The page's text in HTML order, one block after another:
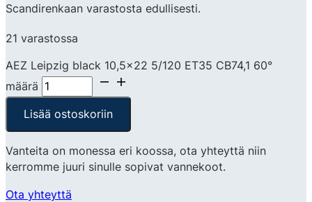
Scandirenkaan varastosta edullisesti.
21 varastossa
AEZ Leipzig black 10,5x22 5/120 ET35 CB74,1 60°
määrä
Lisää ostoskoriin
Vanteita on monessa eri koossa, ota yhteyttä niin
kerromme juuri sinulle sopivat vannekoot.
Ota yhteyttä